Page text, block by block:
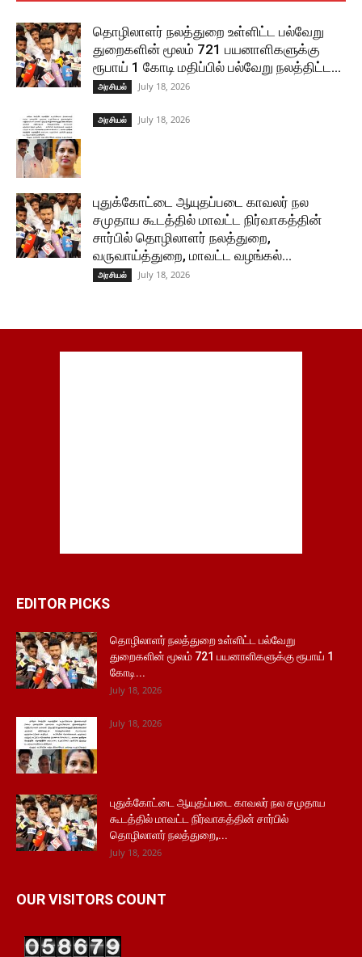
தொழிலாளர் நலத்துறை உள்ளிட்ட பல்வேறு
துறைகளின் மூலம் 721 பயனாளிகளுக்கு
ரூபாய் 1 கோடி மதிப்பில் பல்வேறு நலத்திட்ட...
அரசியல் July 18, 2026
அரசியல் July 18, 2026
புதுக்கோட்டை ஆயுதப்படை காவலர் நல
சமுதாய கூடத்தில் மாவட்ட நிர்வாகத்தின்
சார்பில் தொழிலாளர் நலத்துறை,
வருவாய்த்துறை, மாவட்ட வழங்கல்...
அரசியல் July 18, 2026
EDITOR PICKS
தொழிலாளர் நலத்துறை உள்ளிட்ட பல்வேறு
துறைகளின் மூலம் 721 பயனாளிகளுக்கு ரூபாய் 1
கோடி...
July 18, 2026
July 18, 2026
புதுக்கோட்டை ஆயுதப்படை காவலர் நல சமுதாய
கூடத்தில் மாவட்ட நிர்வாகத்தின் சார்பில்
தொழிலாளர் நலத்துறை,...
July 18, 2026
OUR VISITORS COUNT